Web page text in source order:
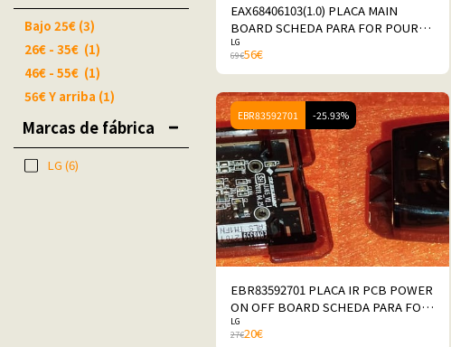
Bajo 25€ (3)
26€ - 35€ (1)
46€ - 55€ (1)
56€Y arriba (1)
Marcas de fábrica
LG (6)
EAX68406103(1.0) PLACA MAIN
BOARD SCHEDA PARA FOR POUR
PERLG 32LM550BPLB
LG
69€56€
EBR83592701 -25.93%
EBR83592701 PLACA IR PCB POWER
ON OFF BOARD SCHEDA PARA FOR
POUR PERLG 32LM550BPLB
LG
27€20€